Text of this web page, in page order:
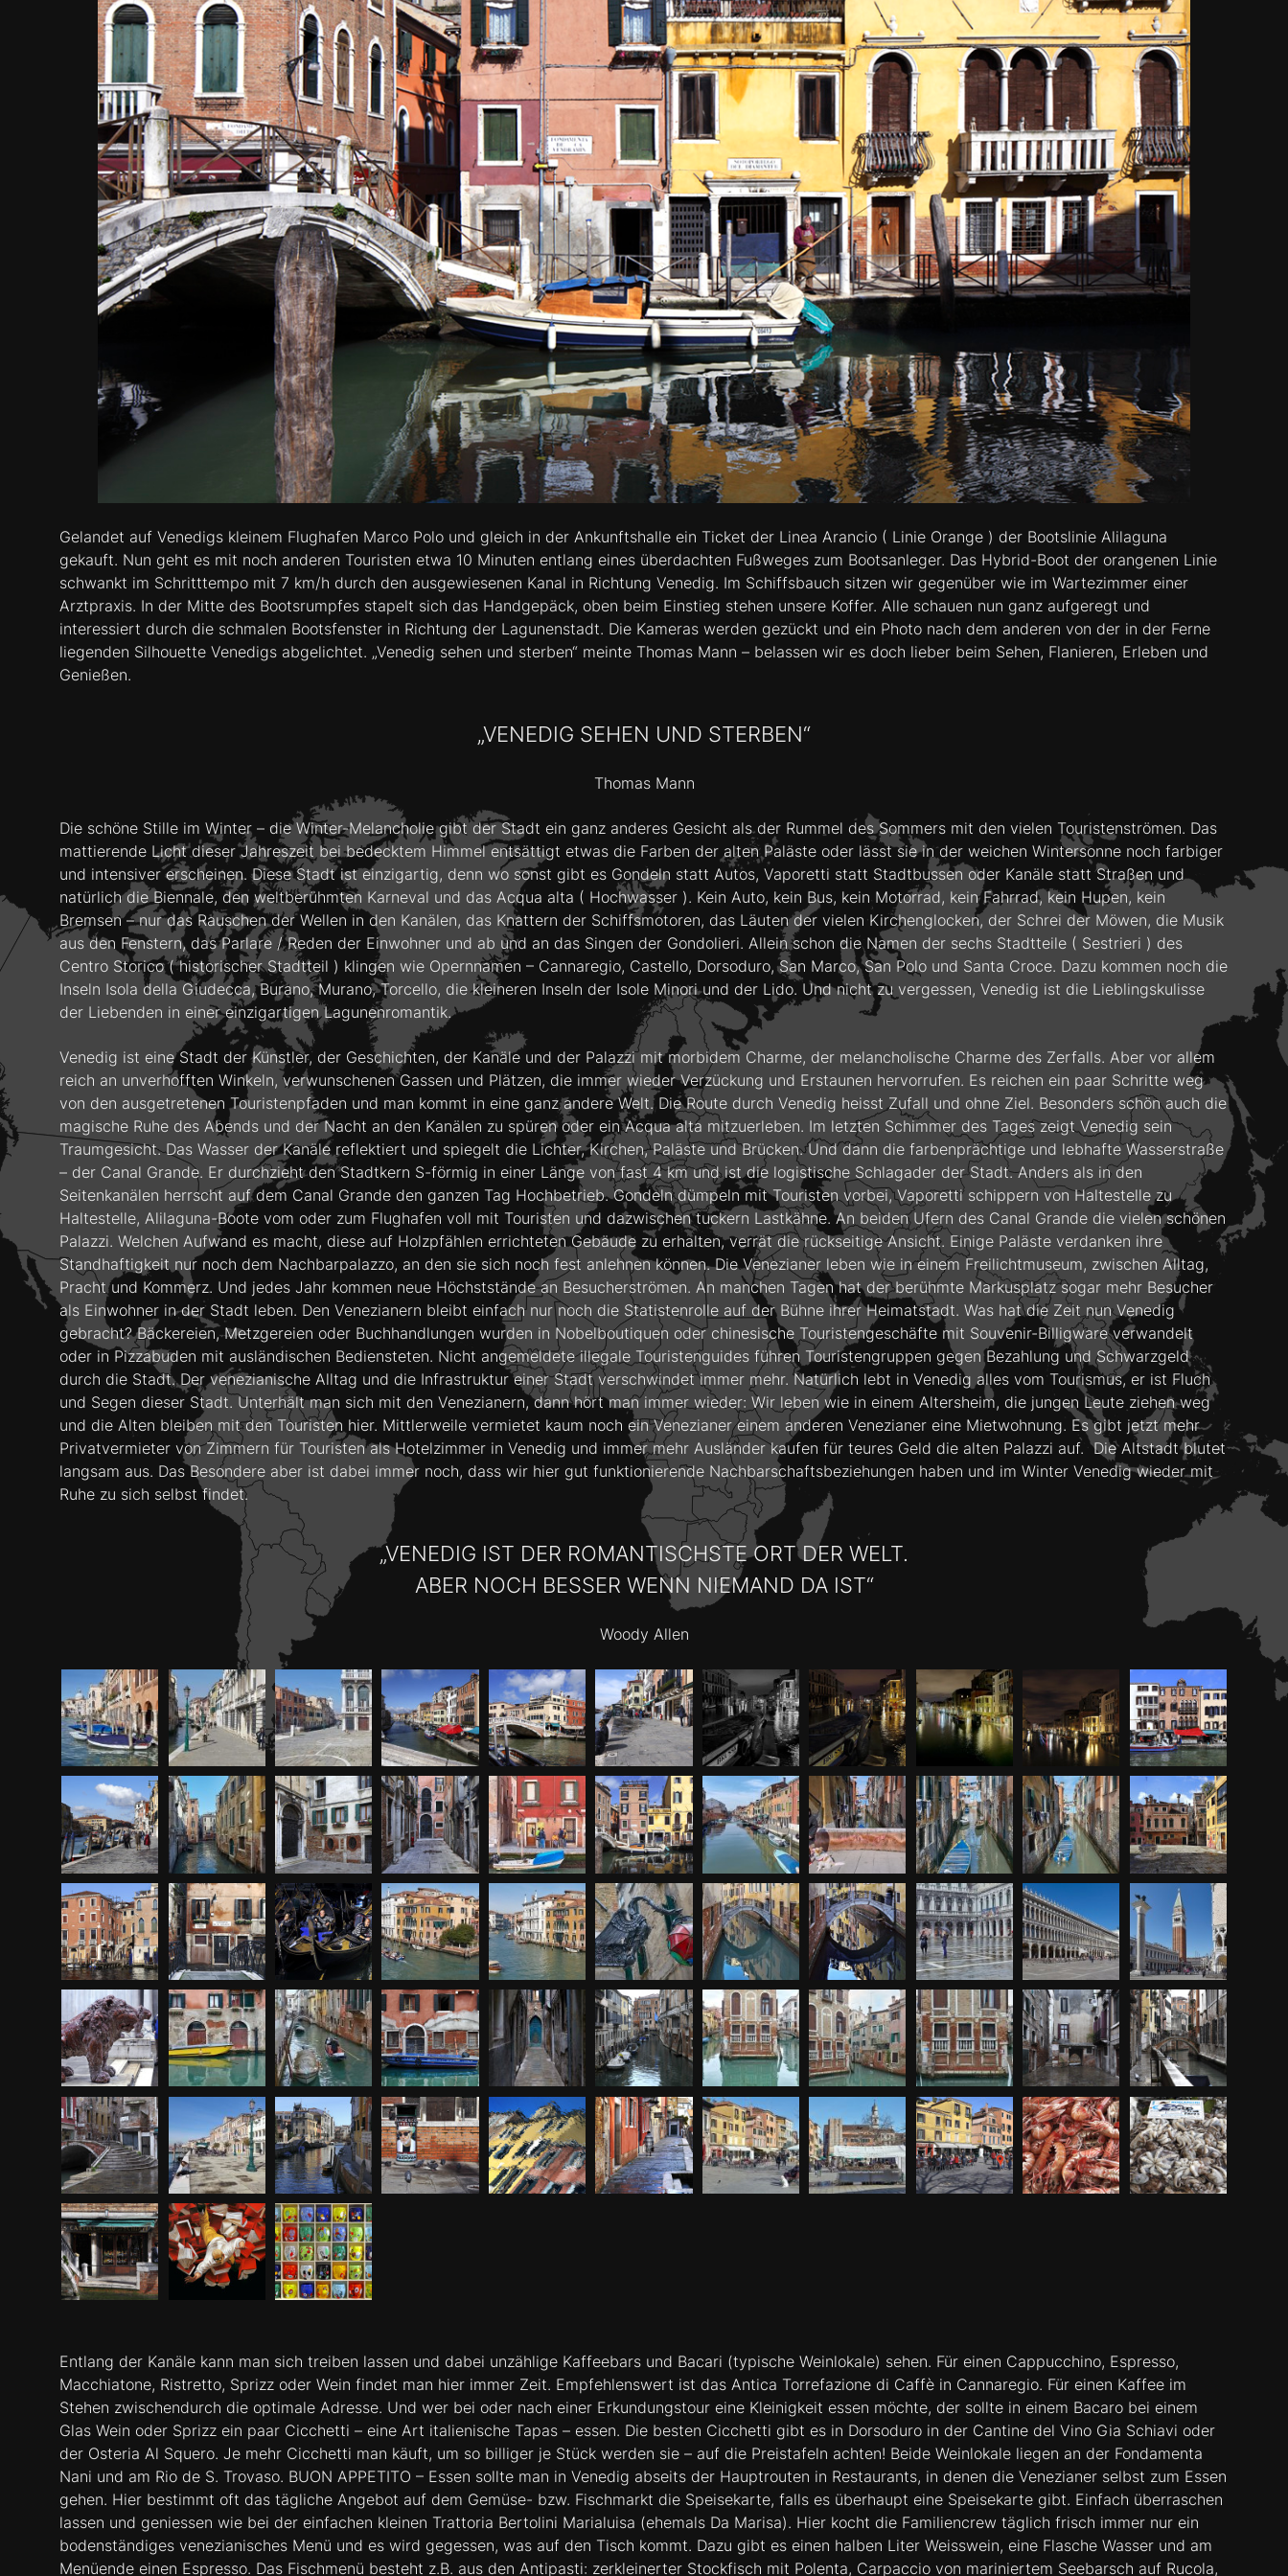
Gelandet auf Venedigs kleinem Flughafen Marco Polo und gleich in der Ankunftshalle ein Ticket der Linea Arancio ( Linie Orange ) der Bootslinie Alilaguna
gekauft. Nun geht es mit noch anderen Touristen etwa 10 Minuten entlang eines überdachten Fußweges zum Bootsanleger. Das Hybrid-Boot der orangenen Linie
schwankt im Schritttempo mit 7 km/h durch den ausgewiesenen Kanal in Richtung Venedig. Im Schiffsbauch sitzen wir gegenüber wie im Wartezimmer einer
Arztpraxis. In der Mitte des Bootsrumpfes stapelt sich das Handgepäck, oben beim Einstieg stehen unsere Koffer. Alle schauen nun ganz aufgeregt und
interessiert durch die schmalen Bootsfenster in Richtung der Lagunenstadt. Die Kameras werden gezückt und ein Photo nach dem anderen von der in der Ferne
liegenden Silhouette Venedigs abgelichtet. „Venedig sehen und sterben“ meinte Thomas Mann – belassen wir es doch lieber beim Sehen, Flanieren, Erleben und
Genießen.
„VENEDIG SEHEN UND STERBEN“
Thomas Mann
Die schöne Stille im Winter – die Winter-Melancholie gibt der Stadt ein ganz anderes Gesicht als der Rummel des Sommers mit den vielen Touristenströmen. Das
mattierende Licht dieser Jahreszeit bei bedecktem Himmel entsättigt etwas die Farben der alten Paläste oder lässt sie in der weichen Wintersonne noch farbiger
und intensiver erscheinen. Diese Stadt ist einzigartig, denn wo sonst gibt es Gondeln statt Autos, Vaporetti statt Stadtbussen oder Kanäle statt Straßen und
natürlich die Biennale, den weltberühmten Karneval und das Acqua alta ( Hochwasser ). Kein Auto, kein Bus, kein Motorrad, kein Fahrrad, kein Hupen, kein
Bremsen – nur das Rauschen der Wellen in den Kanälen, das Knattern der Schiffsmotoren, das Läuten der vielen Kirchenglocken, der Schrei der Möwen, die Musik
aus den Fenstern, das Parlare / Reden der Einwohner und ab und an das Singen der Gondolieri. Allein schon die Namen der sechs Stadtteile ( Sestrieri ) des
Centro Storico ( historischer Stadtteil ) klingen wie Opernnamen – Cannaregio, Castello, Dorsoduro, San Marco, San Polo und Santa Croce. Dazu kommen noch die
Inseln Isola della Giudecca, Burano, Murano, Torcello, die kleineren Inseln der Isole Minori und der Lido. Und nicht zu vergessen, Venedig ist die Lieblingskulisse
der Liebenden in einer einzigartigen Lagunenromantik.
Venedig ist eine Stadt der Künstler, der Geschichten, der Kanäle und der Palazzi mit morbidem Charme, der melancholische Charme des Zerfalls. Aber vor allem
reich an unverhofften Winkeln, verwunschenen Gassen und Plätzen, die immer wieder Verzückung und Erstaunen hervorrufen. Es reichen ein paar Schritte weg
von den ausgetretenen Touristenpfaden und man kommt in eine ganz andere Welt. Die Route durch Venedig heisst Zufall und ohne Ziel. Besonders schön auch die
magische Ruhe des Abends und der Nacht an den Kanälen zu spüren oder ein Acqua alta mitzuerleben. Im letzten Schimmer des Tages zeigt Venedig sein
Traumgesicht. Das Wasser der Kanäle reflektiert und spiegelt die Lichter, Kirchen, Paläste und Brücken. Und dann die farbenprächtige und lebhafte Wasserstraße
– der Canal Grande. Er durchzieht den Stadtkern S-förmig in einer Länge von fast 4 km und ist die logistische Schlagader der Stadt. Anders als in den
Seitenkanälen herrscht auf dem Canal Grande den ganzen Tag Hochbetrieb. Gondeln dümpeln mit Touristen vorbei, Vaporetti schippern von Haltestelle zu
Haltestelle, Alilaguna-Boote vom oder zum Flughafen voll mit Touristen und dazwischen tuckern Lastkähne. An beiden Ufern des Canal Grande die vielen schönen
Palazzi. Welchen Aufwand es macht, diese auf Holzpfählen errichteten Gebäude zu erhalten, verrät die rückseitige Ansicht. Einige Paläste verdanken ihre
Standhaftigkeit nur noch dem Nachbarpalazzo, an den sie sich noch fest anlehnen können. Die Venezianer leben wie in einem Freilichtmuseum, zwischen Alltag,
Pracht und Kommerz. Und jedes Jahr kommen neue Höchststände an Besucherströmen. An manchen Tagen hat der berühmte Markusplatz sogar mehr Besucher
als Einwohner in der Stadt leben. Den Venezianern bleibt einfach nur noch die Statistenrolle auf der Bühne ihrer Heimatstadt. Was hat die Zeit nun Venedig
gebracht? Bäckereien, Metzgereien oder Buchhandlungen wurden in Nobelboutiquen oder chinesische Touristengeschäfte mit Souvenir-Billigware verwandelt
oder in Pizzabuden mit ausländischen Bediensteten. Nicht angemeldete illegale Touristenguides führen Touristengruppen gegen Bezahlung und Schwarzgeld
durch die Stadt. Der venezianische Alltag und die Infrastruktur einer Stadt verschwindet immer mehr. Natürlich lebt in Venedig alles vom Tourismus, er ist Fluch
und Segen dieser Stadt. Unterhält man sich mit den Venezianern, dann hört man immer wieder: Wir leben wie in einem Altersheim, die jungen Leute ziehen weg
und die Alten bleiben mit den Touristen hier. Mittlerweile vermietet kaum noch ein Venezianer einem anderen Venezianer eine Mietwohnung. Es gibt jetzt mehr
Privatvermieter von Zimmern für Touristen als Hotelzimmer in Venedig und immer mehr Ausländer kaufen für teures Geld die alten Palazzi auf. Die Altstadt blutet
langsam aus. Das Besondere aber ist dabei immer noch, dass wir hier gut funktionierende Nachbarschaftsbeziehungen haben und im Winter Venedig wieder mit
Ruhe zu sich selbst findet.
„VENEDIG IST DER ROMANTISCHSTE ORT DER WELT.
ABER NOCH BESSER WENN NIEMAND DA IST“
Woody Allen
Entlang der Kanäle kann man sich treiben lassen und dabei unzählige Kaffeebars und Bacari (typische Weinlokale) sehen. Für einen Cappucchino, Espresso,
Macchiatone, Ristretto, Sprizz oder Wein findet man hier immer Zeit. Empfehlenswert ist das Antica Torrefazione di Caffè in Cannaregio. Für einen Kaffee im
Stehen zwischendurch die optimale Adresse. Und wer bei oder nach einer Erkundungstour eine Kleinigkeit essen möchte, der sollte in einem Bacaro bei einem
Glas Wein oder Sprizz ein paar Cicchetti – eine Art italienische Tapas – essen. Die besten Cicchetti gibt es in Dorsoduro in der Cantine del Vino Gia Schiavi oder
der Osteria Al Squero. Je mehr Cicchetti man käuft, um so billiger je Stück werden sie – auf die Preistafeln achten! Beide Weinlokale liegen an der Fondamenta
Nani und am Rio de S. Trovaso. BUON APPETITO – Essen sollte man in Venedig abseits der Hauptrouten in Restaurants, in denen die Venezianer selbst zum Essen
gehen. Hier bestimmt oft das tägliche Angebot auf dem Gemüse- bzw. Fischmarkt die Speisekarte, falls es überhaupt eine Speisekarte gibt. Einfach überraschen
lassen und geniessen wie bei der einfachen kleinen Trattoria Bertolini Marialuisa (ehemals Da Marisa). Hier kocht die Familiencrew täglich frisch immer nur ein
bodenständiges venezianisches Menü und es wird gegessen, was auf den Tisch kommt. Dazu gibt es einen halben Liter Weisswein, eine Flasche Wasser und am
Menüende einen Espresso. Das Fischmenü besteht z.B. aus den Antipasti: zerkleinerter Stockfisch mit Polenta, Carpaccio von mariniertem Seebarsch auf Rucola,